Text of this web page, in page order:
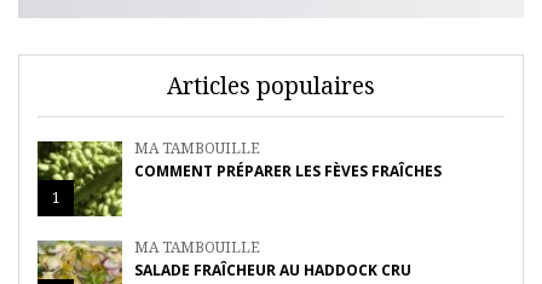
Articles populaires
1
MA TAMBOUILLE
COMMENT PRÉPARER LES FÈVES FRAÎCHES
MA TAMBOUILLE
SALADE FRAÎCHEUR AU HADDOCK CRU